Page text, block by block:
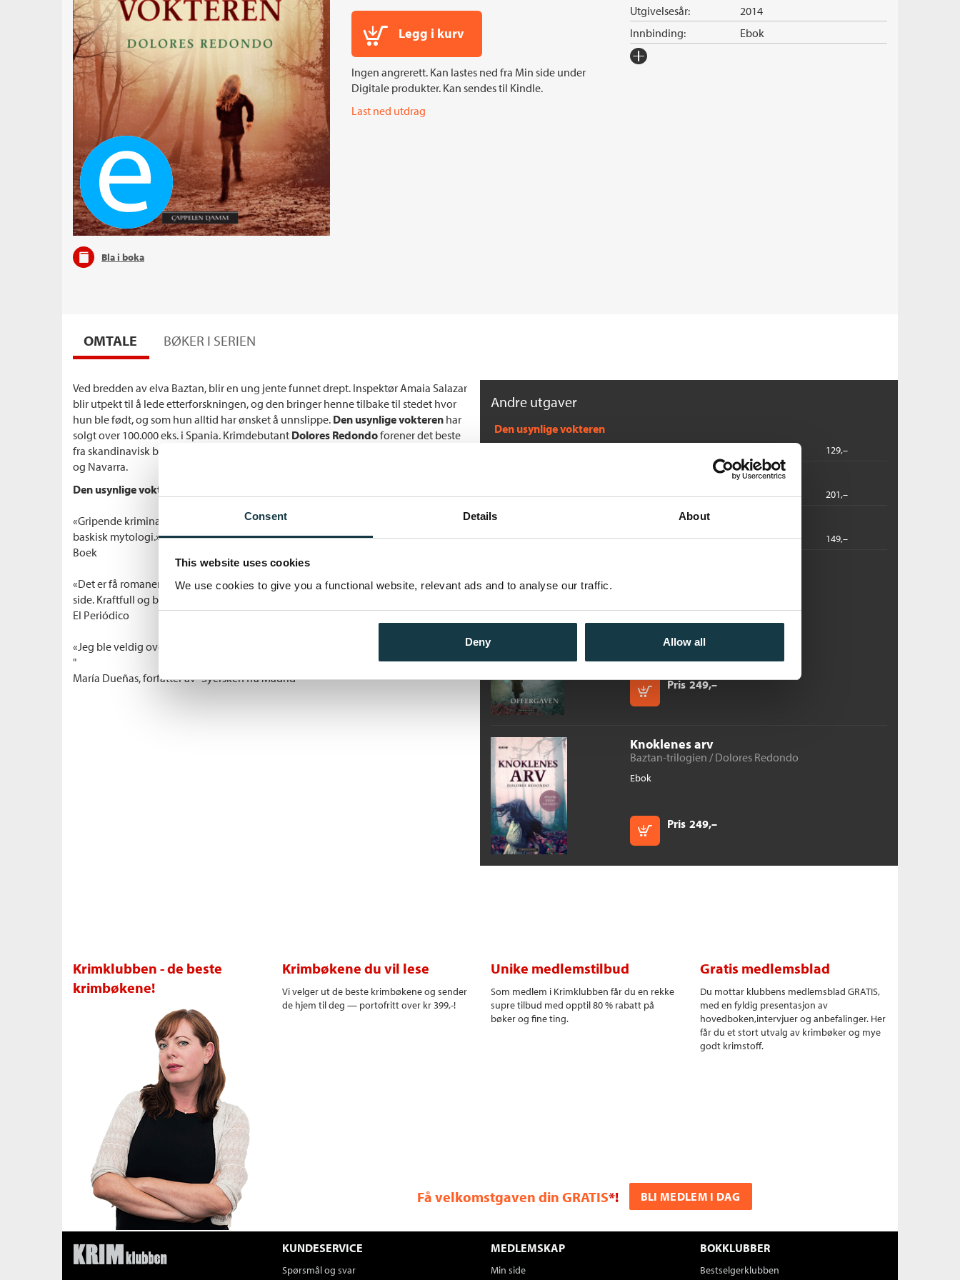
Consent Details About
This website uses cookies
We use cookies to give you a functional website, relevant ads and to analyse our traffic.
Deny Allow all
Ebok
Bla i boka
Legg i kurv
Ingen angrerett. Kan lastes ned fra Min side under
Digitale produkter. Kan sendes til Kindle.
Last ned utdrag
Innbinding: Ebok
Utgivelsesår: 2014
Forlag:
OMTALE BØKER I SERIEN
Ved bredden av elva Baztan, blir en ung jente funnet drept. Inspektør Amaia Salazar
blir utpekt til å lede etterforskningen, og den bringer henne tilbake til stedet hvor
hun ble født, og som hun alltid har ønsket å unnslippe. Den usynlige vokteren har
solgt over 100.000 eks. i Spania. Krimdebutant Dolores Redondoforener det beste
fra skandinavisk bestselgerkrim med et spennende geografisk område: Baskerland
og Navarra.
Den usynlige vokteren
«Gripende kriminalhistorie blandet med den personlige traumer og innslag av
baskisk mytologi.»
Boek
«Det er få romaner der man føler like sterkt behov for å vite hva som står på neste
side. Kraftfull og brutal. Ikke gå glipp av den.»
El Periódico
«Jeg ble veldig overrasket, og jeg elsket den virkelig. Kan anbefales på det sterkeste.
"
María Dueñas, forfatter av "Syersken fra Madrid"
Andre utgaver
Den usynlige vokteren
129,–
Bokmål Heftet 2015 201,–
Den usynlige vokteren
Bokmål Nedlastbar lydbok 2016 149,–
Pris 249,–
Kjøp
Knoklenes arv
Baztan-trilogien /Dolores Redondo
Ebok
Pris 249,–
Kjøp
Krimklubben - de beste
krimbøkene!
Krimbøkene du vil lese
Vi velger ut de beste krimbøkene og sender
de hjem til deg — portofritt over kr 399,-!
Unike medlemstilbud
Som medlem i Krimklubben får du en rekke
supre tilbud med opptil 80 % rabatt på
bøker og fine ting.
Gratis medlemsblad
Du mottar klubbens medlemsblad GRATIS,
med en fyldig presentasjon av
hovedboken,intervjuer og anbefalinger. Her
får du et stort utvalg av krimbøker og mye
godt krimstoff.
Få velkomstgaven din GRATIS*! BLI MEDLEM I DAG
KUNDESERVICE
Spørsmål og svar
MEDLEMSKAP
Min side
BOKKLUBBER
Bestselgerklubben